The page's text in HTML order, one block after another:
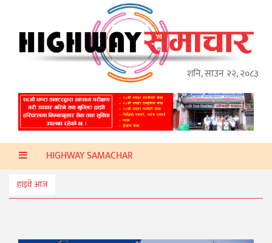
शनि, साउन २२, २०८३
गृहपृष्ठ
ताजा
समाचार
प्रदेश
प्रविधि
स्वास्थ्य
HIGHWAY SAMACHAR
हाइवे आज